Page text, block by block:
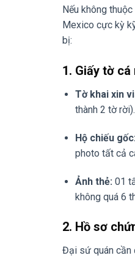
Nếu không
Mexico cực kỳ
bị:
1. Giấy tờ cá
Tờ khai xin
thành 2 tờ
Hộ chiếu gốc:
photo tất cả
Ảnh thẻ: 01
không quá 6
2. Hồ sơ
Đại sứ quán cần